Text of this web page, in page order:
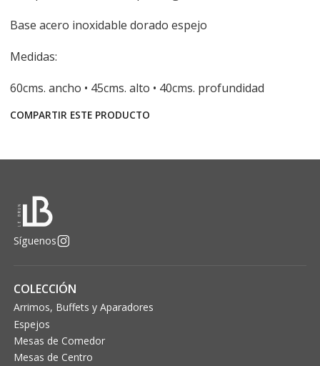
Base acero inoxidable dorado espejo
Medidas:
60cms. ancho • 45cms. alto • 40cms. profundidad
COMPARTIR ESTE PRODUCTO
Síguenos
COLECCIÓN
Arrimos, Buffets y Aparadores
Espejos
Mesas de Comedor
Mesas de Centro